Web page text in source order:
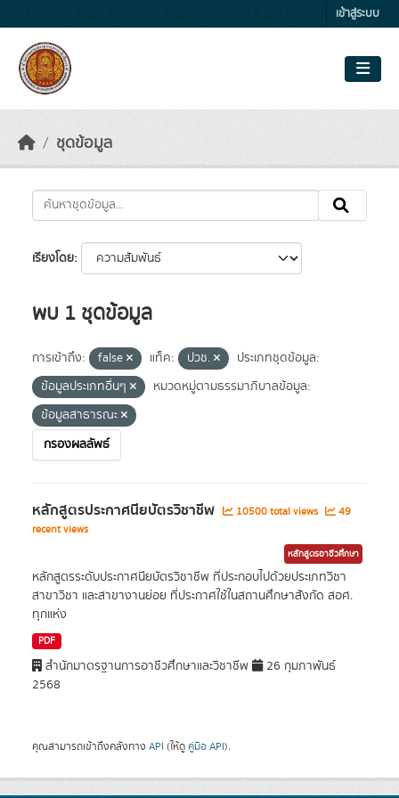
เข้าสู่ระบบ
ชุดข้อมูล
เรียงโดย
พบ 1 ชุดข้อมูล
การเข้าถึง: false แท็ค: ปวช.
ประเภทชุดข้อมูล:
ข้อมูลประเภทอื่นๆ
หมวดหมู่ตามธรรมาภิบาลข้อมูล:
ข้อมูลสาธารณะ
กรองผลลัพธ์
หลักสูตรประกาศนียบัตรวิชาชีพ 10500 total views
49
recent views
หลักสูตรอาชีวศึกษา
หลักสูตรระดับประกาศนียบัตรวิชาชีพ ที่ประกอบไปด้วยประเภทวิชา
สาขาวิชา และสาขางานย่อย ที่ประกาศใช้ในสถานศึกษาสังกัด สอศ.
ทุกแห่ง
PDF
สำนักมาตรฐานการอาชีวศึกษาและวิชาชีพ
26 กุมภาพันธ์
2568
คุณสามารถเข้าถึงคลังทาง API (ให้ดู คู่มือ API).